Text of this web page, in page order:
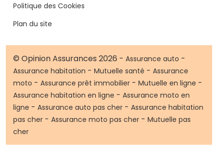
Politique des Cookies
Plan du site
© Opinion Assurances 2026 - Assurance auto -
Assurance habitation - Mutuelle santé - Assurance
moto - Assurance prêt immobilier - Mutuelle en ligne -
Assurance habitation en ligne - Assurance moto en
ligne - Assurance auto pas cher - Assurance habitation
pas cher - Assurance moto pas cher - Mutuelle pas
cher